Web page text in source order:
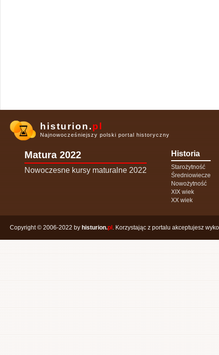
histurion.pl
Najnowocześniejszy polski portal historyczny
Matura 2022
Nowoczesne kursy maturalne 2022
Historia
Starożytność
Średniowiecze
Nowożytność
XIX wiek
XX wiek
Copyright © 2006-2022 by histurion.pl . Korzystając z portalu akceptujesz